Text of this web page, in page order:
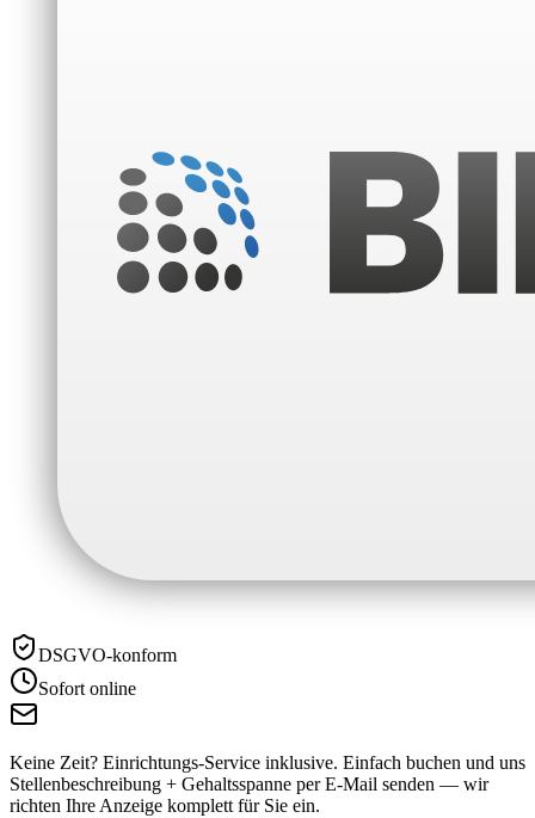
DSGVO-konform
Sofort online
Keine Zeit? Einrichtungs-Service inklusive. Einfach buchen und uns
Stellenbeschreibung + Gehaltsspanne per E-Mail senden — wir
richten Ihre Anzeige komplett für Sie ein.